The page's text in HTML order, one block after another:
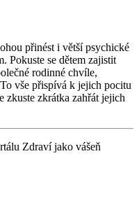
přinést i větší psychické
Pokuste se dětem zajistit
rodinné chvíle,
vše přispívá k jejich pocitu
zkuste zkrátka zahřát jejich
Zdraví jako vášeň